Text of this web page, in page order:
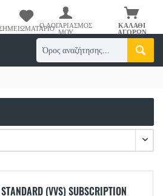
ΚΑΛΆΘΙ
ΑΓΟΡΏΝ
Ο ΛΟΓΑΡΙΑΣΜΌΣ
ΜΟΥ
(VVS) SUBSCRIPTION